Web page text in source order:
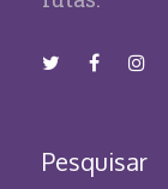
Pesquisar